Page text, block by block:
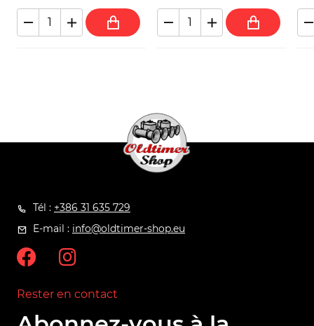
Tél : +386 31 635 729
E-mail : info@oldtimer-shop.eu
Rester en contact